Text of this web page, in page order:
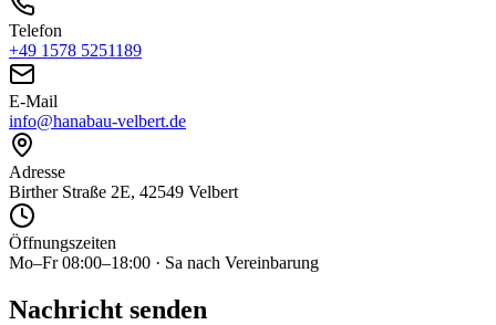
Telefon
+49 1578 5251189
E-Mail
info@hanabau-velbert.de
Adresse
Birther Straße 2E, 42549 Velbert
Öffnungszeiten
Mo–Fr 08:00–18:00 · Sa nach Vereinbarung
Nachricht senden